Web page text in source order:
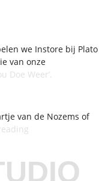
we Instore bij Plato
van onze
Doe Weer’.
van de Nozems of
Weer